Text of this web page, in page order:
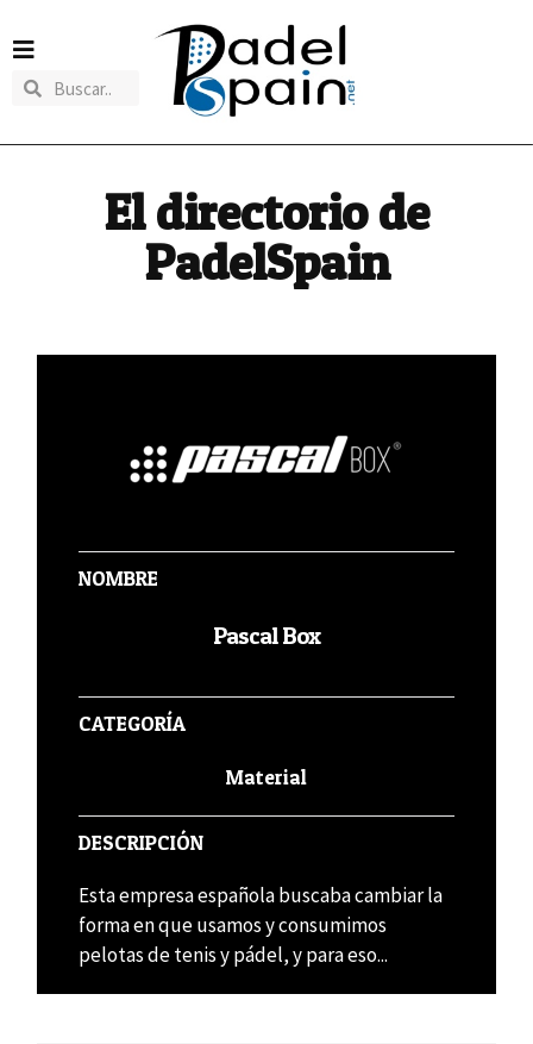
El directorio de
PadelSpain
NOMBRE
Pascal Box
CATEGORÍA
Material
DESCRIPCIÓN
Esta empresa española buscaba cambiar la
forma en que usamos y consumimos
pelotas de tenis y pádel, y para eso...